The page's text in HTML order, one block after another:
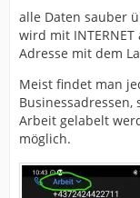
alle Daten sauber
wird mit
Adresse mit dem
Meist findet man
Businessadressen,
Arbeit gelabelt
möglich.